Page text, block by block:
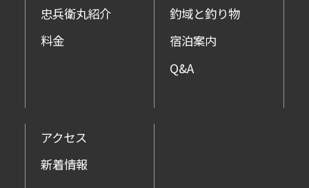
忠兵衛丸紹介
料金
釣域と釣り物
宿泊案内
Q&A
アクセス
新着情報